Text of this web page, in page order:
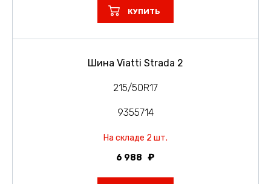
КУПИТЬ
Шина Viatti Strada 2
215/50R17
9355714
На складе 2 шт.
6 988